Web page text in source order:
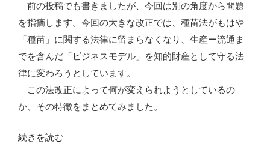
前の投稿でも書きましたが、今回は別の角度から問題
を指摘します。今回の大きな改正では、種苗法がもはや
「種苗」に関する法律に留まらなくなり、生産ー流通ま
でを含んだ「ビジネスモデル」を知的財産として守る法
律に変わろうとしています。
この法改正によって何が変えられようとしているの
か、その特徴をまとめてみました。
“種
続きを読む